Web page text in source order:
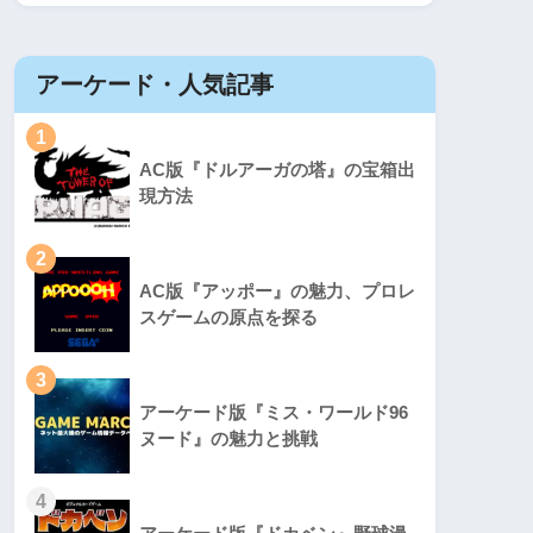
アーケード・人気記事
1
AC版『ドルアーガの塔』の宝箱出
現方法
2
AC版『アッポー』の魅力、プロレ
スゲームの原点を探る
3
アーケード版『ミス・ワールド96
ヌード』の魅力と挑戦
4